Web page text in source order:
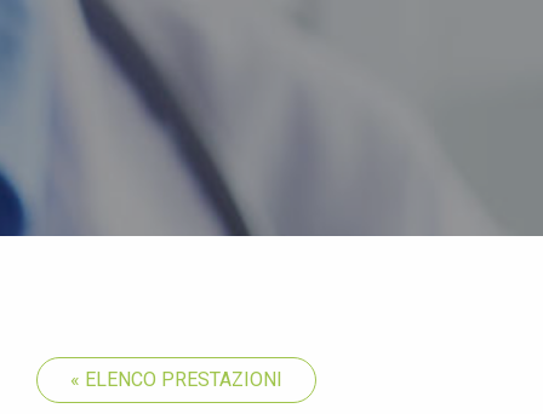
« ELENCO PRESTAZIONI